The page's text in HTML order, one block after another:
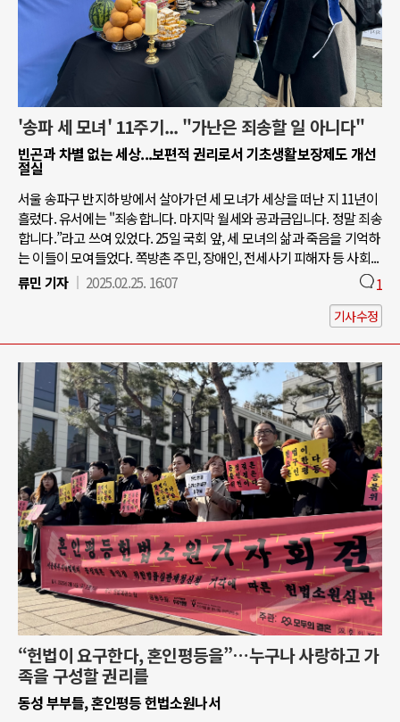
'송파 세 모녀' 11주기... "가난은 죄송할 일 아니다"
빈곤과 차별 없는 세상...보편적 권리로서 기초생활보장제도 개선
절실
서울 송파구 반지하 방에서 살아가던 세 모녀가 세상을 떠난 지 11년이
흘렀다. 유서에는 "죄송합니다. 마지막 월세와 공과금입니다. 정말 죄송
합니다.”라고 쓰여 있었다. 25일 국회 앞, 세 모녀의 삶과 죽음을 기억하
는 이들이 모여들었다. 쪽방촌 주민, 장애인, 전세사기 피해자 등 사회...
류민 기자
2025.02.25. 16:07 1
기사수정
“헌법이 요구한다, 혼인평등을”…누구나 사랑하고 가
족을 구성할 권리를
동성 부부들, 혼인평등 헌법소원나서